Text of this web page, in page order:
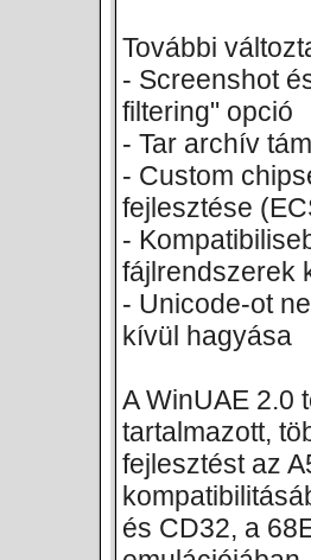
További
- Screenshot
filtering" opció
- Tar archív
- Custom
fejlesztése
-
fájlrendszerek
- Unicode-ot
kívül hagyása
A WinUAE 2.0
tartalmazott,
fejlesztést az
és CD32, a